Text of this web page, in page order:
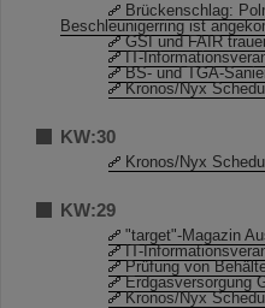
Brückenschlag:
Beschleunigerring ist
GSI und FAIR
IT-
BS- und TGA-
Kronos/Nyx
KW:30
Kronos/Nyx
KW:29
"target"-Magazin
IT-
Prüfung von
Erdgasversorgung
Kronos/Nyx